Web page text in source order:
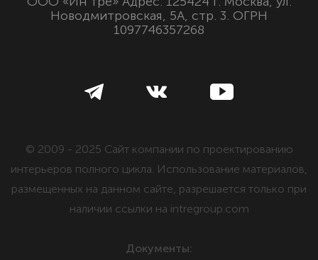
Новодмитровская, 5А, стр. 3. ОГРН
1097746357268
© 2009 - 2025 Сайт компании по проектированию
интерьеров полного цикла. Использование материалов,
размещенных на данном сайте, разрешается только при
наличии ссылки на intregroup.com
Документы: